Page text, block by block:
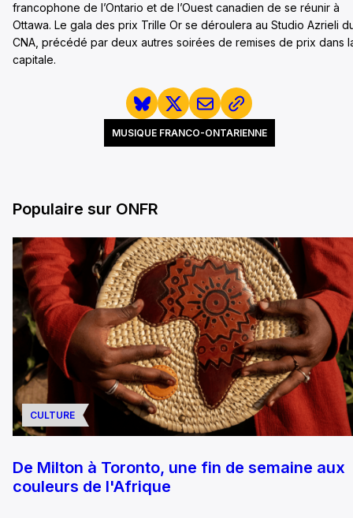
francophone de l’Ontario et de l’Ouest canadien de se réunir à
Ottawa. Le gala des prix Trille Or se déroulera au Studio Azrieli
CNA, précédé par deux autres soirées de remises de prix dans
capitale.
MUSIQUE FRANCO-ONTARIENNE
Populaire sur ONFR
CULTURE
De Milton à Toronto, une fin de semaine aux
couleurs de l'Afrique